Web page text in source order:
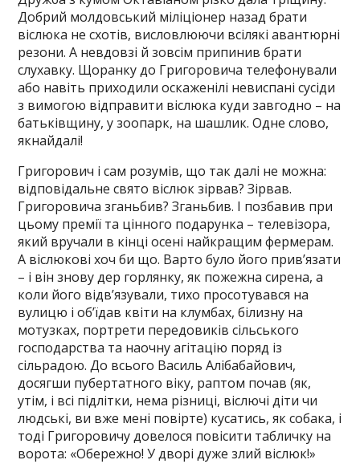
Добрий молдовський міліціонер назад брати
віслюка не схотів, висловлюючи всілякі авантюрні
резони. А невдовзі й зовсім припинив брати
слухавку. Щоранку до Григоровича телефонували
або навіть приходили оскаженілі невиспані сусіди
з вимогою відправити віслюка куди завгодно – на
батьківщину, у зоопарк, на шашлик. Одне слово,
якнайдалі!
Григорович і сам розумів, що так далі не можна:
відповідальне свято віслюк зірвав? Зірвав.
Григоровича зганьбив? Зганьбив. І позбавив при
цьому премії та цінного подарунка – телевізора,
який вручали в кінці осені найкращим фермерам.
А віслюкові хоч би що. Варто було його прив’язати
– і він знову дер горлянку, як пожежна сирена, а
коли його відв’язували, тихо просотувався на
вулицю і об’їдав квіти на клумбах, білизну на
мотузках, портрети передовиків сільського
господарства та наочну агітацію поряд із
сільрадою. До всього Василь Алібабайович,
досягши пубертатного віку, раптом почав (як,
утім, і всі підлітки, нема різниці, віслючі діти чи
людські, ви вже мені повірте) кусатись, як собака, і
тоді Григоровичу довелося повісити табличку на
ворота: «Обережно! У дворі дуже злий віслюк!»